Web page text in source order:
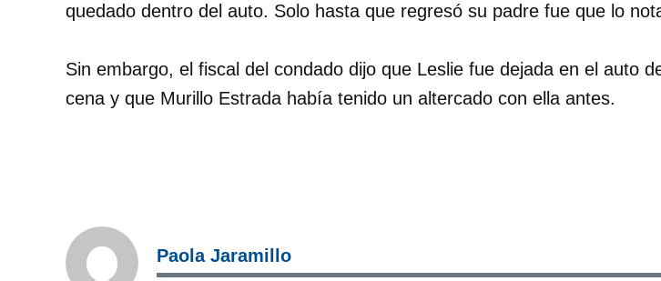
quedado dentro del auto. Solo hasta que regresó su padre fue que lo
Sin embargo, el fiscal del condado dijo que Leslie fue dejada en el auto
cena y que Murillo Estrada había tenido un altercado con ella antes.
Paola Jaramillo